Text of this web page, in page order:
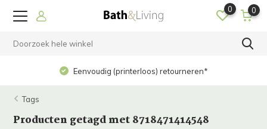
0 0
Eenvoudig (printerloos) retourneren*
Tags
Producten getagd met 8718471414548